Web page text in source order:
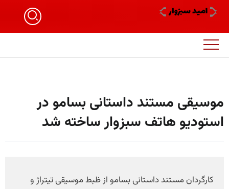
موسیقی مستند داستانی بسامو در
استودیو هاتف سبزوار ساخته شد
کارگردان مستند داستانی بسامو از ظبط موسیقی تیتراژ و